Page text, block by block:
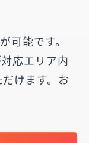
可能です。
応エリア内
けます。お